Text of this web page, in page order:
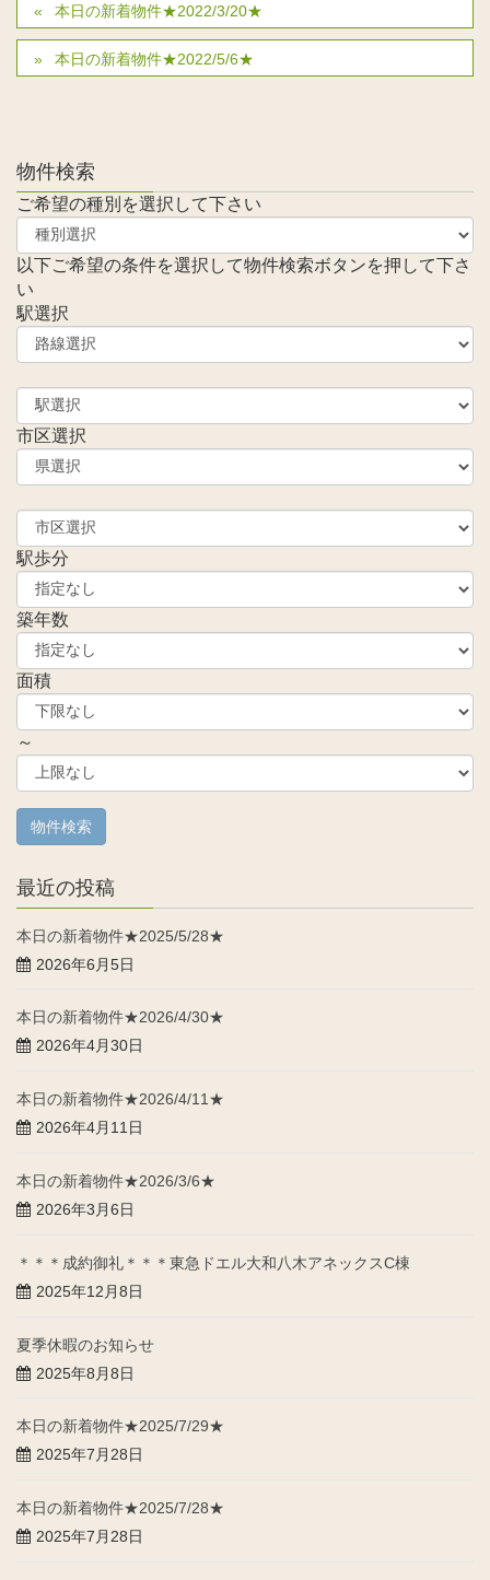
本日の新着物件★2022/3/20★
本日の新着物件★2022/5/6★
物件検索
ご希望の種別を選択して下さい
以下ご希望の条件を選択して物件検索ボタンを押して下さ
い
駅選択
市区選択
駅歩分
築年数
面積
～
最近の投稿
本日の新着物件★2025/5/28★
2026年6月5日
本日の新着物件★2026/4/30★
2026年4月30日
本日の新着物件★2026/4/11★
2026年4月11日
本日の新着物件★2026/3/6★
2026年3月6日
＊＊＊成約御礼＊＊＊東急ドエル大和八木アネックスC棟
2025年12月8日
夏季休暇のお知らせ
2025年8月8日
本日の新着物件★2025/7/29★
2025年7月28日
本日の新着物件★2025/7/28★
2025年7月28日